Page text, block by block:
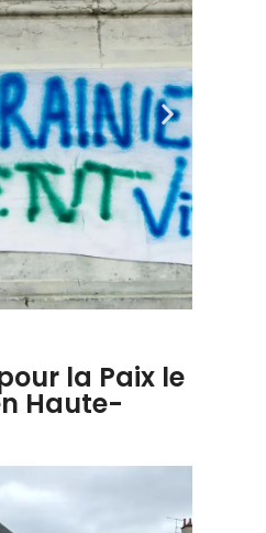
la Paix le
Haute-